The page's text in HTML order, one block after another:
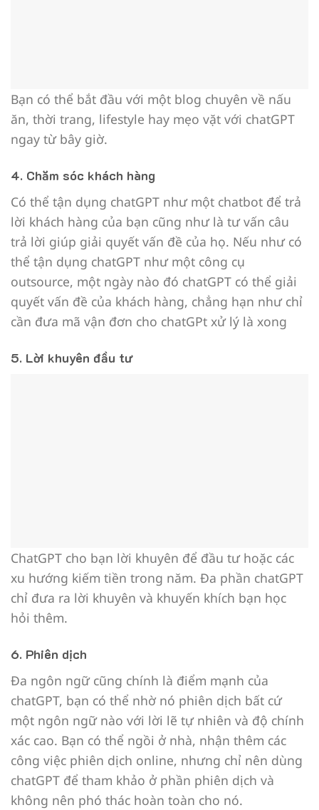
Bạn có thể bắt đầu với một blog chuyên về nấu
ăn, thời trang, lifestyle hay mẹo vặt với chatGPT
ngay từ bây giờ.
4. Chăm sóc khách hàng
Có thể tận dụng chatGPT như một chatbot để trả
lời khách hàng của bạn cũng như là tư vấn câu
trả lời giúp giải quyết vấn đề của họ. Nếu như có
thể tận dụng chatGPT như một công cụ
outsource, một ngày nào đó chatGPT có thể giải
quyết vấn đề của khách hàng, chẳng hạn như chỉ
cần đưa mã vận đơn cho chatGPt xử lý là xong
5. Lời khuyên đầu tư
ChatGPT cho bạn lời khuyên để đầu tư hoặc các
xu hướng kiếm tiền trong năm. Đa phần chatGPT
chỉ đưa ra lời khuyên và khuyến khích bạn học
hỏi thêm.
6. Phiên dịch
Đa ngôn ngữ cũng chính là điểm mạnh của
chatGPT, bạn có thể nhờ nó phiên dịch bất cứ
một ngôn ngữ nào với lời lẽ tự nhiên và độ chính
xác cao. Bạn có thể ngồi ở nhà, nhận thêm các
công việc phiên dịch online, nhưng chỉ nên dùng
chatGPT để tham khảo ở phần phiên dịch và
không nên phó thác hoàn toàn cho nó.